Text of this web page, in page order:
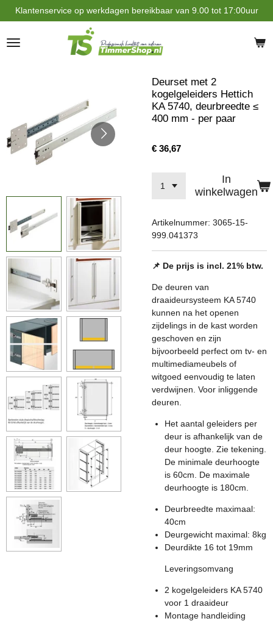
Ga
direct
naar
de
Klantenservice op werkdagen bereikbaar van 9.00 tot 17:00uur
Deurset met 2
kogelgeleiders Hettich
KA 5740, deurbreedte ≤
400 mm - per paar
€ 36,67
In
winkelwagen
Artikelnummer: 3065-15-
999.041373
📌 De prijs is incl. 21% btw.
De deuren van
draaideursysteem KA 5740
kunnen na het openen
zijdelings in de kast worden
geschoven en zijn
bijvoorbeeld perfect om tv- en
multimediameubels of
witgoed eenvoudig te laten
verdwijnen. Voor inliggende
deuren.
Het aantal geleiders per
deur is afhankelijk van de
deur hoogte. Zie tekening.
De minimale deurhoogte
is 60cm. De maximale
deurhoogte is 180cm.
Deurbreedte maximaal:
40cm
Deurgewicht maximal: 8kg
Deurdikte 16 tot 19mm
Leveringsomvang
2 kogelgeleiders KA 5740
voor 1 draaideur
Montage handleiding